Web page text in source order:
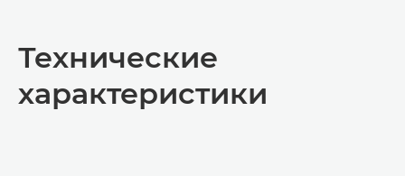
Технические характеристики
Технические
характеристики